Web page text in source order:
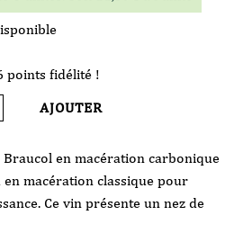
Braucol en macération carbonique
macération classique pour
Ce vin présente un nez de
points fidélité !
AJOUTER